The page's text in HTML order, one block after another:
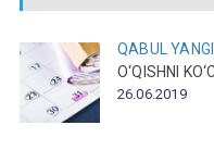
QABUL
O‘QISHNI
26.06.2019